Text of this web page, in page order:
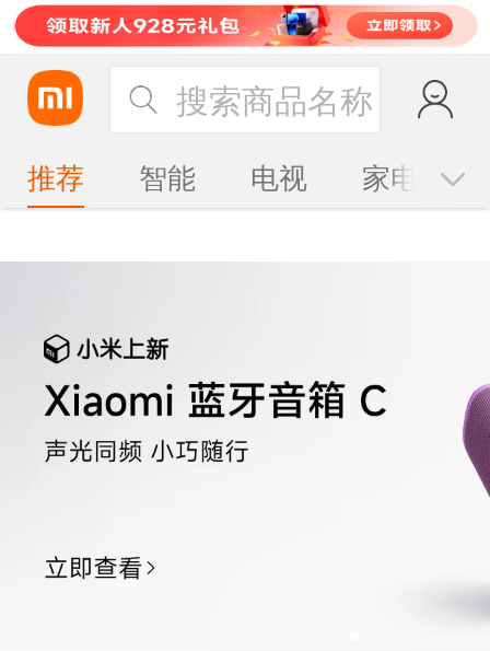
搜索商品名称
推荐 智能 电视 家电